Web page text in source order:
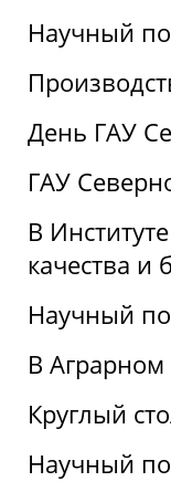
Научный
День ГАУ
ГАУ
В
качества и
Научный
В Аграрном
Круглый
Научный